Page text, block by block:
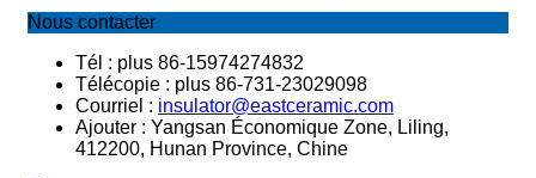
Nous contacter
Tél : plus 86-15974274832
Télécopie : plus 86-731-23029098
Courriel : insulator@eastceramic.com
Ajouter : Yangsan Économique Zone, Liling,
412200, Hunan Province, Chine